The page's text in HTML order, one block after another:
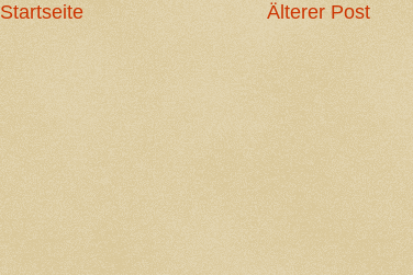
Älterer Post
Startseite